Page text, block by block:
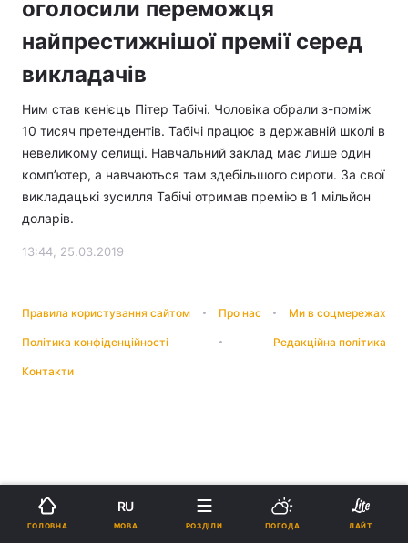
оголосили переможця
найпрестижнішої премії серед
викладачів
Ним став кенієць Пітер Табічі. Чоловіка обрали з-поміж
10 тисяч претендентів. Табічі працює в державній школі в
невеликому селищі. Навчальний заклад має лише один
комп’ютер, а навчаються там здебільшого сироти. За свої
викладацькі зусилля Табічі отримав премію в 1 мільйон
доларів.
13:44, 25.03.2019
Правила користування сайтом Про нас Ми в соцмережах
Політика конфіденційності Редакційна політика
Контакти
ГОЛОВНА
RU
МОВА РОЗДІЛИ ПОГОДА ЛАЙТ